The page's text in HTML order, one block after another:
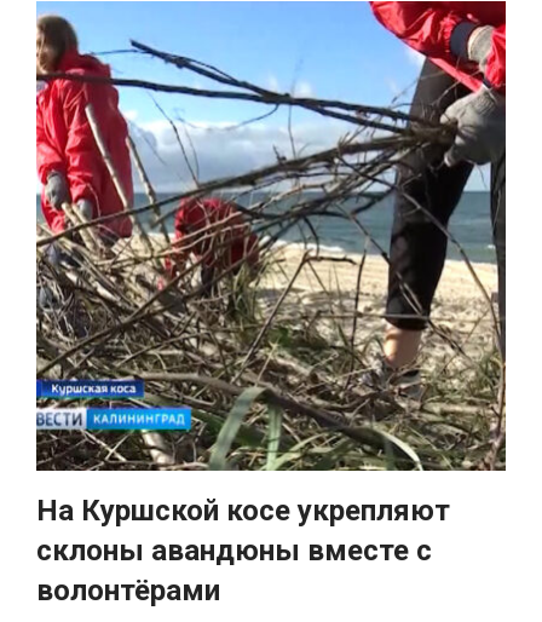
На Куршской косе укрепляют
склоны авандюны вместе с
волонтёрами